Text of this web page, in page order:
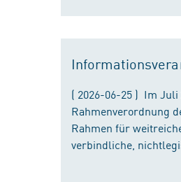
( 2026-06-25 ) Im
Rahmenverordnung
Rahmen für
verbindliche,